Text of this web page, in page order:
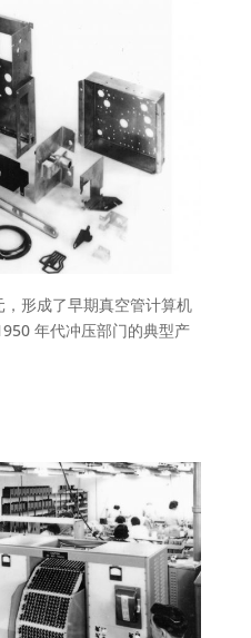
形成了早期真空管计算机
年代冲压部门的典型产